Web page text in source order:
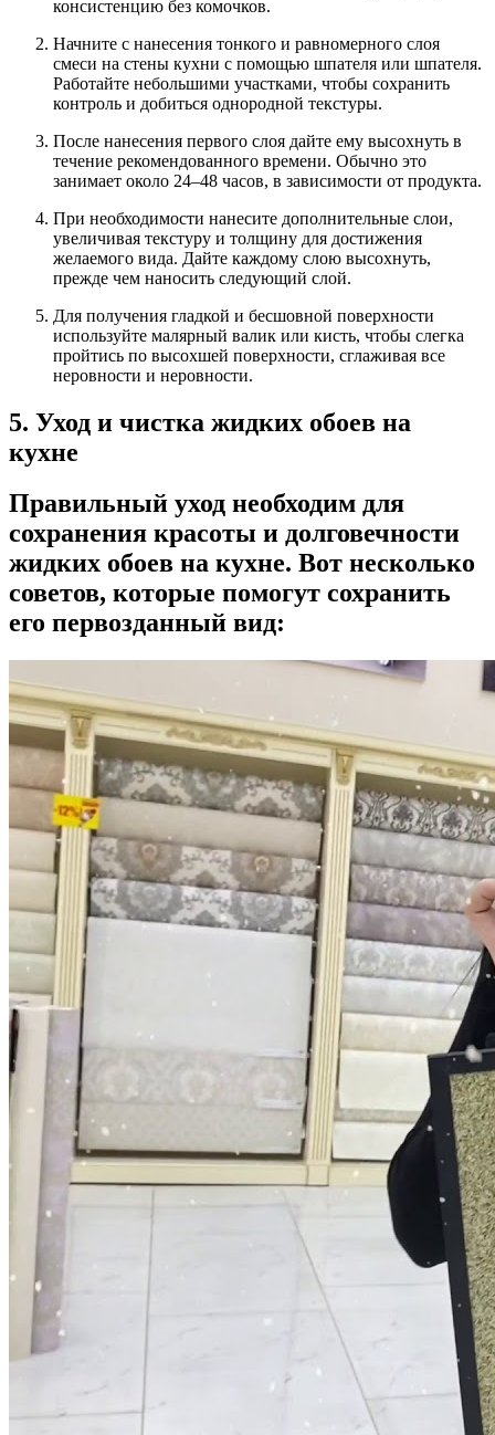
консистенцию без комочков.
Начните с нанесения тонкого и равномерного слоя
смеси на стены кухни с помощью шпателя или шпателя.
Работайте небольшими участками, чтобы сохранить
контроль и добиться однородной текстуры.
После нанесения первого слоя дайте ему высохнуть в
течение рекомендованного времени. Обычно это
занимает около 24–48 часов, в зависимости от продукта.
При необходимости нанесите дополнительные слои,
увеличивая текстуру и толщину для достижения
желаемого вида. Дайте каждому слою высохнуть,
прежде чем наносить следующий слой.
Для получения гладкой и бесшовной поверхности
используйте малярный валик или кисть, чтобы слегка
пройтись по высохшей поверхности, сглаживая все
неровности и неровности.
5. Уход и чистка жидких обоев на
кухне
Правильный уход необходим для
сохранения красоты и долговечности
жидких обоев на кухне. Вот несколько
советов, которые помогут сохранить
его первозданный вид: